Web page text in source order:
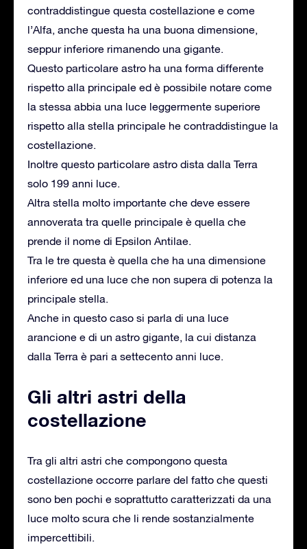
contraddistingue questa costellazione e come
l’Alfa, anche questa ha una buona dimensione,
seppur inferiore rimanendo una gigante.
Questo particolare astro ha una forma differente
rispetto alla principale ed è possibile notare come
la stessa abbia una luce leggermente superiore
rispetto alla stella principale he contraddistingue la
costellazione.
Inoltre questo particolare astro dista dalla Terra
solo 199 anni luce.
Altra stella molto importante che deve essere
annoverata tra quelle principale è quella che
prende il nome di Epsilon Antilae.
Tra le tre questa è quella che ha una dimensione
inferiore ed una luce che non supera di potenza la
principale stella.
Anche in questo caso si parla di una luce
arancione e di un astro gigante, la cui distanza
dalla Terra è pari a settecento anni luce.
Gli altri astri della
costellazione
Tra gli altri astri che compongono questa
costellazione occorre parlare del fatto che questi
sono ben pochi e soprattutto caratterizzati da una
luce molto scura che li rende sostanzialmente
impercettibili.